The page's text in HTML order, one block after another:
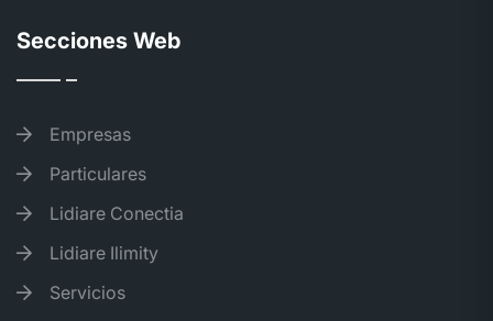
Secciones Web
Empresas
Particulares
Lidiare Conectia
Lidiare Ilimity
Servicios